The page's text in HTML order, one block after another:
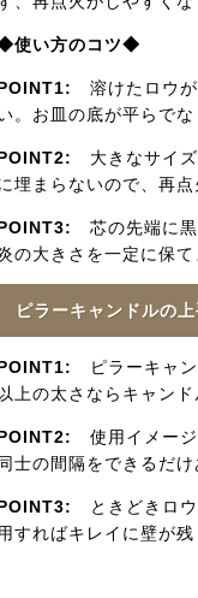
使い方のコツ◆
溶けたロウが
。お皿の底が平らで
大きなサイズ
埋まらないので、再
芯の先端に黒
の大きさを一定に保て
ピラーキャンドルの
ピラーキャン
以上の太さならキャン
使用イメージ
士の間隔をできるだ
ときどきロウ
用すればキレイに壁が